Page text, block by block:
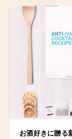
お酒好きに贈る